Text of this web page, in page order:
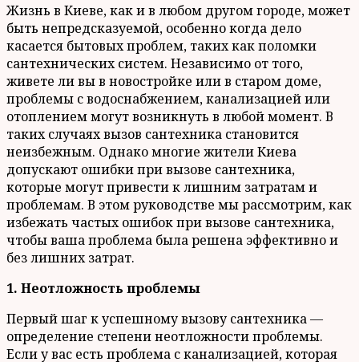
Жизнь в Киеве, как и в любом другом городе, может
быть непредсказуемой, особенно когда дело
касается бытовых проблем, таких как поломки
сантехнических систем. Независимо от того,
живете ли вы в новостройке или в старом доме,
проблемы с водоснабжением, канализацией или
отоплением могут возникнуть в любой момент. В
таких случаях вызов сантехника становится
неизбежным. Однако многие жители Киева
допускают ошибки при вызове сантехника,
которые могут привести к лишним затратам и
проблемам. В этом руководстве мы рассмотрим, как
избежать частых ошибок при вызове сантехника,
чтобы ваша проблема была решена эффективно и
без лишних затрат.
1. Неотложность проблемы
Первый шаг к успешному вызову сантехника —
определение степени неотложности проблемы.
Если у вас есть проблема с канализацией, которая